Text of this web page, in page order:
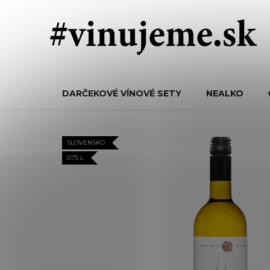
DARČEKOVÉ VÍNOVÉ SETY NEALKO
SLOVENSKO
0.75 L